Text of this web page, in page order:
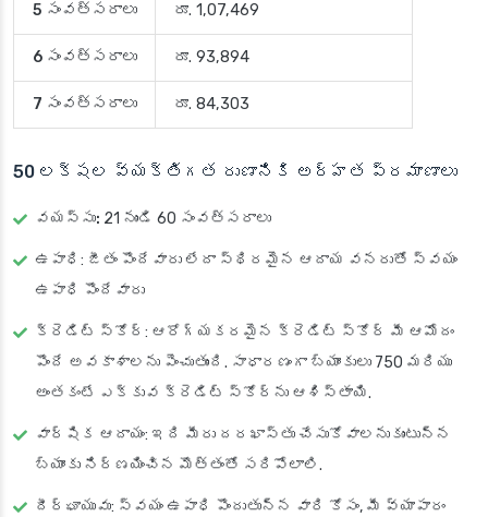
5 సంవత్సరాలు రూ. 1,07,469
6 సంవత్సరాలు రూ. 93,894
7 సంవత్సరాలు రూ. 84,303
50 లక్షల వ్యక్తిగత రుణానికి అర్హత ప్రమాణాలు
వయస్సు: 21 నుండి 60 సంవత్సరాలు
ఉపాధి : జీతం పొందేవారు లేదా స్థిరమైన ఆదాయ వనరుతో స్వయం
ఉపాధి పొందేవారు
క్రెడిట్ స్కోర్ : ఆరోగ్యకరమైన క్రెడిట్ స్కోర్ మీ ఆమోదం
పొందే అవకాశాలను పెంచుతుంది. సాధారణంగా బ్యాంకులు 750 మరియు
అంతకంటే ఎక్కువ క్రెడిట్ స్కోర్‌ను ఆశిస్తాయి.
వార్షిక ఆదాయం: ఇది మీరు దరఖాస్తు చేసుకోవాలనుకుంటున్న
బ్యాంకు నిర్ణయించిన మొత్తంతో సరిపోలాలి.
దీర్ఘాయువు: స్వయం ఉపాధి పొందుతున్న వారి కోసం, మీ వ్యాపారం